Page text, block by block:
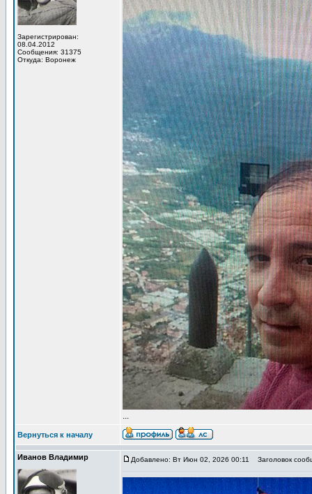
Зарегистрирован:
08.04.2012
Сообщения: 31375
Откуда: Воронеж
...
Вернуться к началу
Иванов Владимир Добавлено: Вт Июн 02, 2026 00:11 Заголовок